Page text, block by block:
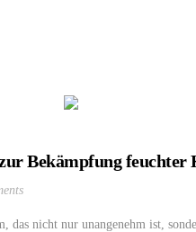
Bekämpfung
nicht nur unangenehm ist,